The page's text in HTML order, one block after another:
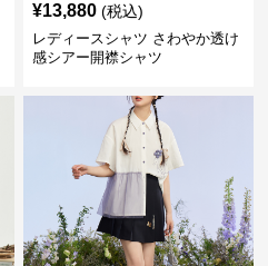
¥13,880 (税込)
レディースシャツ さわやか透け
感シアー開襟シャツ